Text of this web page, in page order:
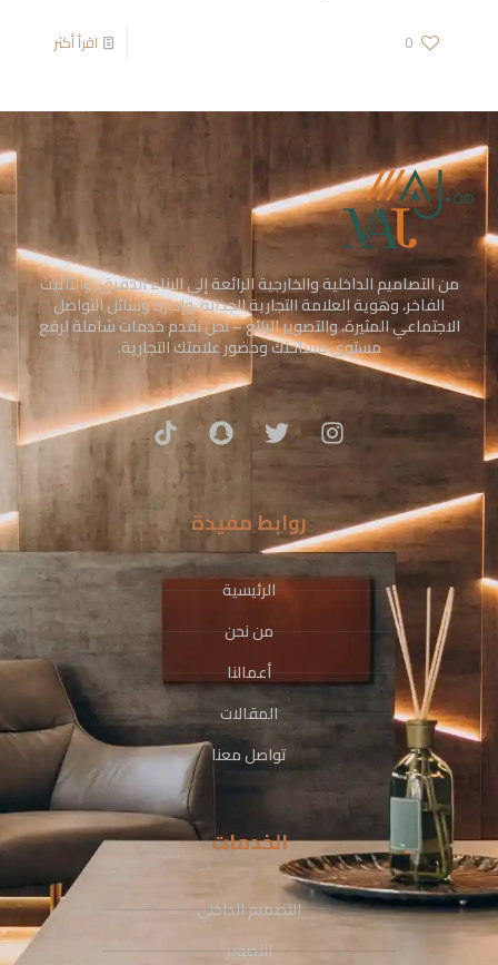
0 اقرأ أكثر
من التصاميم الداخلية والخارجية الرائعة إلى البناء الدقيق، والتأثيث
الفاخر، وهوية العلامة التجارية الجذابة، وإدارة وسائل التواصل
الاجتماعي المثيرة، والتصوير الرائع – نحن نقدم خدمات شاملة لرفع
مستوى مساحتك وحضور علامتك التجارية.
روابط مفيدة
الرئيسية
من نحن
أعمالنا
المقالات
تواصل معنا
الخدمات
التصميم الداخلي
التصوير